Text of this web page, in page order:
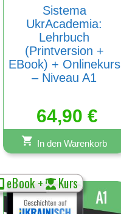
Sistema
UkrAcademia:
Lehrbuch
(Printversion +
EBook) + Onlinekurs
– Niveau A1
64,90€
In den Warenkorb
eBook + Kurs